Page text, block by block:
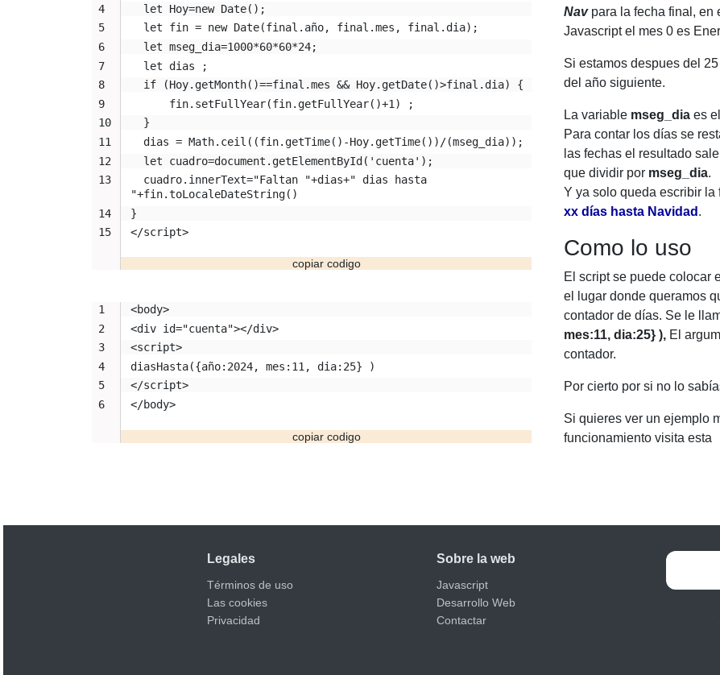
let Hoy=new Date();
let fin = new Date(final.año, final.mes, final.dia);
let mseg_dia=1000*60*60*24;
let dias ;
if (Hoy.getMonth()==final.mes && Hoy.getDate()>final.dia) {
fin.setFullYear(fin.getFullYear()+1) ;
}
dias = Math.ceil((fin.getTime()-Hoy.getTime())/(mseg_dia));
let cuadro=document.getElementById('cuenta');
cuadro.innerText="Faltan "+dias+" dias hasta
"+fin.toLocaleDateString()
}
</script>
<body>
<div id="cuenta"></div>
<script>
diasHasta({año:2024, mes:11, dia:25} )
</script>
</body>
Navpara la fecha final, en
Javascript el mes 0 es
Si estamos despues del
del año siguiente.
La variable mseg_dia es
Para contar los días se
las fechas el resultado
que dividir por mseg_dia.
Y ya solo queda escribir la
xx días hasta Navidad .
Como lo uso
El script se puede colocar
el lugar donde queramos
contador de días. Se le
mes:11, dia:25} ), El
contador.
Por cierto por si no lo
Si quieres ver un ejemplo
funcionamiento visita esta
Legales
Términos de uso
Las cookies
Privacidad
Sobre la web
Javascript
Desarrollo Web
Contactar